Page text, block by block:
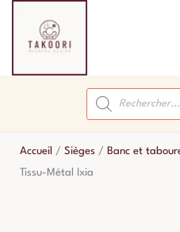
contenu
Recherche
de
produits
Accueil / Sièges / Banc et
Tissu-Métal Ixia